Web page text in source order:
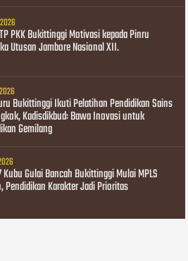
PKK Bukittinggi Motivasi kepada Pinru
Utusan Jambore Nasional XII.
Bukittinggi Ikuti Pelatihan Pendidikan Sains
Kadisdikbud: Bawa Inovasi untuk
Gemilang
Kubu Gulai Bancah Bukittinggi Mulai MPLS
Pendidikan Karakter Jadi Prioritas